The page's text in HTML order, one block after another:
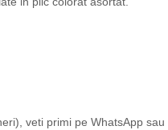
veti primi pe WhatsApp